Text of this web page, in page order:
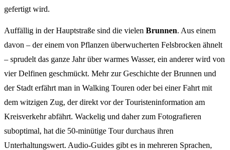
gefertigt wird.
Auffällig in der Hauptstraße sind die vielen Brunnen. Aus einem
davon – der einem von Pflanzen überwucherten Felsbrocken ähnelt
– sprudelt das ganze Jahr über warmes Wasser, ein anderer wird von
vier Delfinen geschmückt. Mehr zur Geschichte der Brunnen und
der Stadt erfährt man in Walking Touren oder bei einer Fahrt mit
dem witzigen Zug, der direkt vor der Touristeninformation am
Kreisverkehr abfährt. Wackelig und daher zum Fotografieren
suboptimal, hat die 50-minütige Tour durchaus ihren
Unterhaltungswert. Audio-Guides gibt es in mehreren Sprachen,